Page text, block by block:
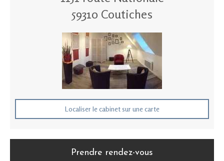
59310 Coutiches
Localiser le cabinet sur une carte
Prendre rendez-vous